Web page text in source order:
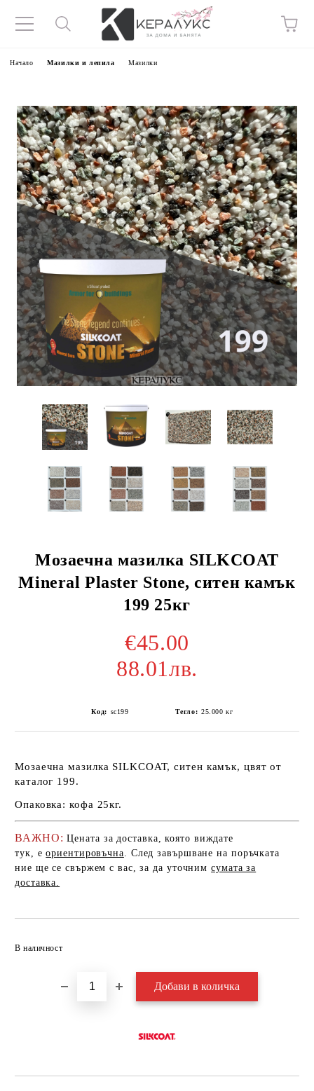
Начало Мазилки и лепила Мазилки
Мозаечна мазилка SILKCOAT
Mineral Plaster Stone, ситен камък
199 25кг
€45.00
88.01лв.
Код: sc199 Тегло: 25.000 кг
Мозаечна мазилка SILKCOAT, ситен камък, цвят от
каталог 199.
Опаковка: кофа 25кг.
ВАЖНО: Цената за доставка, която виждате
тук, еориентировъчна. След завършване на поръчката
ние ще се свържем с вас, за да уточнимсумата за
доставка.
В наличност